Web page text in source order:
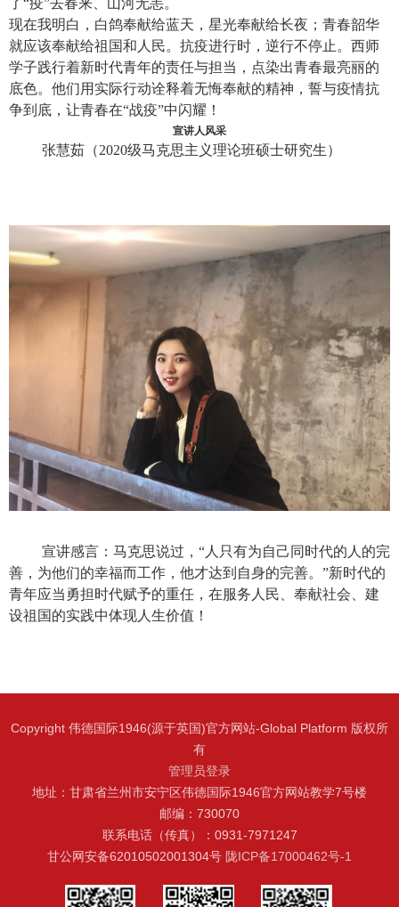
现在我明白 ， 白鸽奉献给蓝天 ， 星光奉献给长夜 ； 青春韶华
就应该奉献给祖国和人民。抗疫进行时， 逆行不停止 。 西师
学子践行着新时代青年的责任与担当，点染出青春最亮丽的
底色。他们用实际行动诠释着无悔奉献的精神，誓与疫情抗
争到底，让青春在“战疫”中闪耀！
宣讲人风采
张慧茹 （2020级马克思主义理论班硕士研究生）
宣讲感言： 马克思说过， “人只有为自己同时代的人的完
善，为他们的幸福而工作，他才达到自身的完善。”新时代的
青年应当勇担时代赋予的重任，在服务人民、奉献社会、建
设祖国的实践中体现人生价值！
Copyright 伟德国际1946(源于英国)官方网站-Global Platform 版权所
有
管理员登录
地址：甘肃省兰州市安宁区伟德国际1946官方网站教学7号楼
邮编：730070
联系电话（传真）：0931-7971247
甘公网安备62010502001304号 陇ICP备17000462号-1